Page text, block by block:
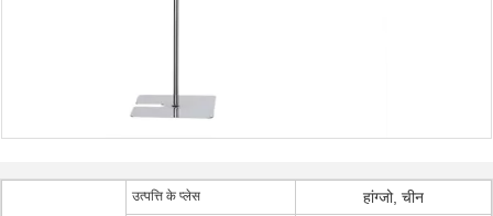
उत्पत्ति के प्लेस हांग्जो, चीन